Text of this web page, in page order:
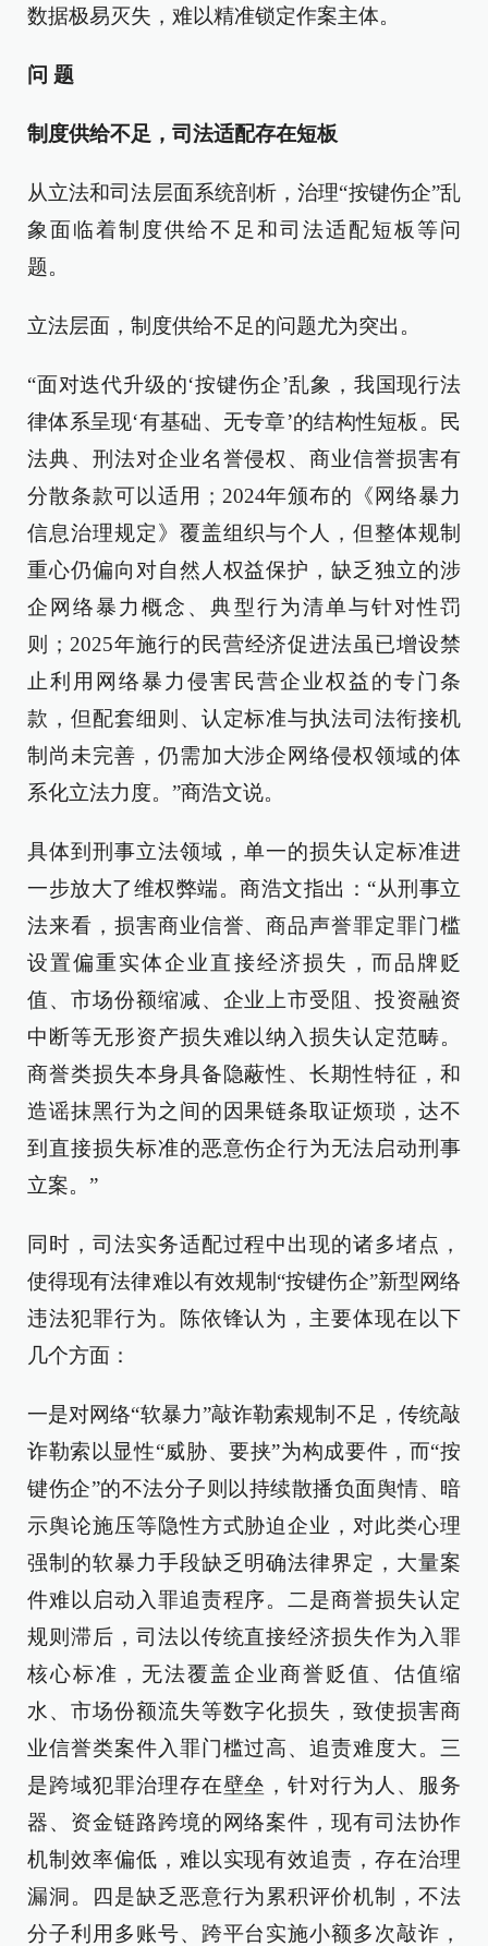
数据极易灭失，难以精准锁定作案主体。
问 题
制度供给不足，司法适配存在短板
从立法和司法层面系统剖析，治理“按键伤企”乱
象面临着制度供给不足和司法适配短板等问
题。
立法层面，制度供给不足的问题尤为突出。
“面对迭代升级的‘按键伤企’乱象，我国现行法
律体系呈现‘有基础、无专章’的结构性短板。民
法典、刑法对企业名誉侵权、商业信誉损害有
分散条款可以适用；2024年颁布的《网络暴力
信息治理规定》覆盖组织与个人，但整体规制
重心仍偏向对自然人权益保护，缺乏独立的涉
企网络暴力概念、典型行为清单与针对性罚
则；2025年施行的民营经济促进法虽已增设禁
止利用网络暴力侵害民营企业权益的专门条
款，但配套细则、认定标准与执法司法衔接机
制尚未完善，仍需加大涉企网络侵权领域的体
系化立法力度。”商浩文说。
具体到刑事立法领域，单一的损失认定标准进
一步放大了维权弊端。商浩文指出：“从刑事立
法来看，损害商业信誉、商品声誉罪定罪门槛
设置偏重实体企业直接经济损失，而品牌贬
值、市场份额缩减、企业上市受阻、投资融资
中断等无形资产损失难以纳入损失认定范畴。
商誉类损失本身具备隐蔽性、长期性特征，和
造谣抹黑行为之间的因果链条取证烦琐，达不
到直接损失标准的恶意伤企行为无法启动刑事
立案。”
同时，司法实务适配过程中出现的诸多堵点，
使得现有法律难以有效规制“按键伤企”新型网络
违法犯罪行为。陈依锋认为，主要体现在以下
几个方面：
一是对网络“软暴力”敲诈勒索规制不足，传统敲
诈勒索以显性“威胁、要挟”为构成要件，而“按
键伤企”的不法分子则以持续散播负面舆情、暗
示舆论施压等隐性方式胁迫企业，对此类心理
强制的软暴力手段缺乏明确法律界定，大量案
件难以启动入罪追责程序。二是商誉损失认定
规则滞后，司法以传统直接经济损失作为入罪
核心标准，无法覆盖企业商誉贬值、估值缩
水、市场份额流失等数字化损失，致使损害商
业信誉类案件入罪门槛过高、追责难度大。三
是跨域犯罪治理存在壁垒，针对行为人、服务
器、资金链路跨境的网络案件，现有司法协作
机制效率偏低，难以实现有效追责，存在治理
漏洞。四是缺乏恶意行为累积评价机制，不法
分子利用多账号、跨平台实施小额多次敲诈，